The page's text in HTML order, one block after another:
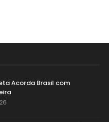
Acorda Brasil com